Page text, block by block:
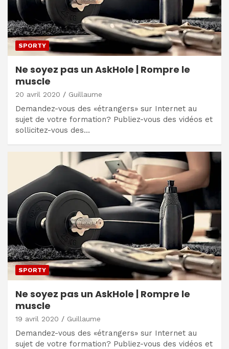
SPORTY
Ne soyez pas un AskHole | Rompre le
muscle
20 avril 2020 Guillaume
Demandez-vous des «étrangers» sur Internet au
sujet de votre formation? Publiez-vous des vidéos et
sollicitez-vous des…
SPORTY
Ne soyez pas un AskHole | Rompre le
muscle
19 avril 2020 Guillaume
Demandez-vous des «étrangers» sur Internet au
sujet de votre formation? Publiez-vous des vidéos et